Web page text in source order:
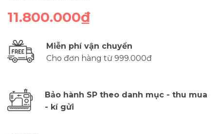
11.800.000₫
Miễn phí vận chuyển
Cho đơn hàng từ 999.000đ
Bảo hành SP theo danh mục - thu mua
- kí gửi